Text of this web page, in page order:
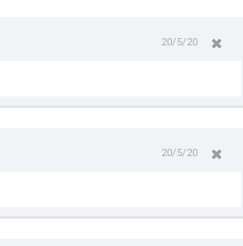
20/5/20
20/5/20